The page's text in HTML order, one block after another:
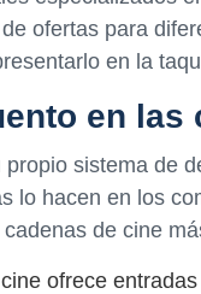
ofertas para
en la
en las
sistema de
lo hacen en los
de cine
ofrece